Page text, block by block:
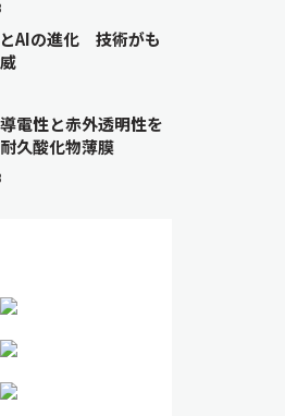
とAIの進化 技術がも
電性と赤外透明性を
久酸化物薄膜